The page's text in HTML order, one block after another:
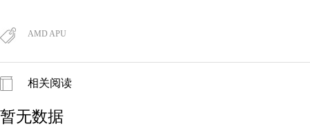
AMD APU
相关阅读
暂无数据